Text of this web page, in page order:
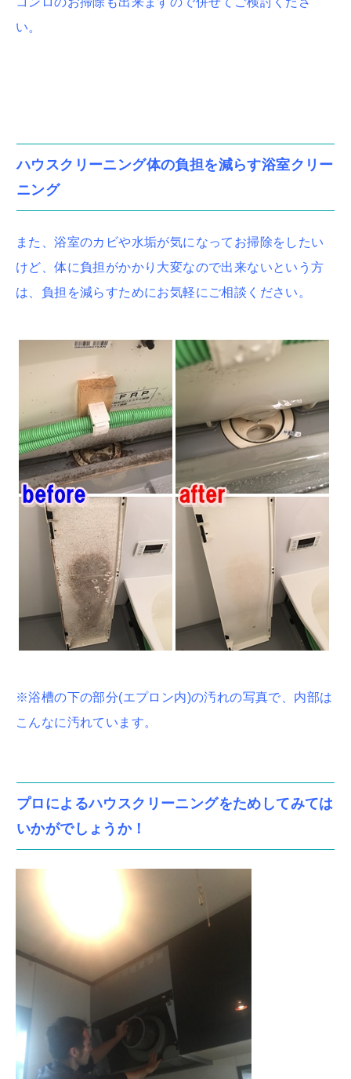
い。
ハウスクリーニング体の負担を減らす浴室クリー
ニング
また、浴室のカビや水垢が気になってお掃除をしたい
けど、体に負担がかかり大変なので出来ないという方
は、負担を減らすためにお気軽にご相談ください。
※浴槽の下の部分(エプロン内)の汚れの写真で、内部は
こんなに汚れています。
プロによるハウスクリーニングをためしてみては
いかがでしょうか！